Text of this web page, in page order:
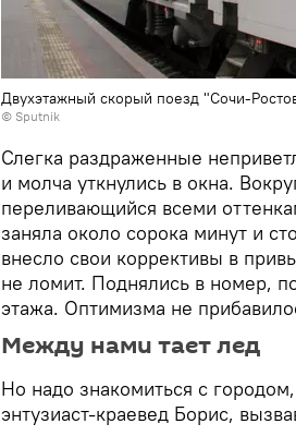
Двухэтажный скорый поезд "Сочи-
© Sputnik
Слегка раздраженные
и молча уткнулись в окна.
переливающийся всеми
заняла около сорока минут и
внесло свои коррективы в
не ломит. Поднялись в номер,
этажа. Оптимизма не
Между нами тает лед
Но надо знакомиться с
энтузиаст-краевед Борис,